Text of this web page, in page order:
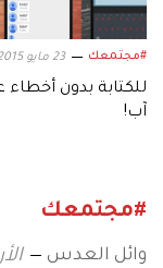
#مجتمعك 23 مايو 2015
للكتابة بدون
آب!
#مجتمعك
وائل العدس